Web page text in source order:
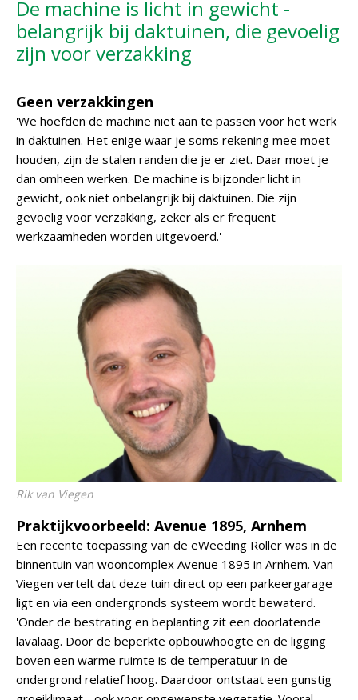
De machine is licht in gewicht -
belangrijk bij daktuinen, die gevoelig
zijn voor verzakking
Geen verzakkingen
'We hoefden de machine niet aan te passen voor het werk
in daktuinen. Het enige waar je soms rekening mee moet
houden, zijn de stalen randen die je er ziet. Daar moet je
dan omheen werken. De machine is bijzonder licht in
gewicht, ook niet onbelangrijk bij daktuinen. Die zijn
gevoelig voor verzakking, zeker als er frequent
werkzaamheden worden uitgevoerd.'
Rik van Viegen
Praktijkvoorbeeld: Avenue 1895, Arnhem
Een recente toepassing van de eWeeding Roller was in de
binnentuin van wooncomplex Avenue 1895 in Arnhem. Van
Viegen vertelt dat deze tuin direct op een parkeergarage
ligt en via een ondergronds systeem wordt bewaterd.
'Onder de bestrating en beplanting zit een doorlatende
lavalaag. Door de beperkte opbouwhoogte en de ligging
boven een warme ruimte is de temperatuur in de
ondergrond relatief hoog. Daardoor ontstaat een gunstig